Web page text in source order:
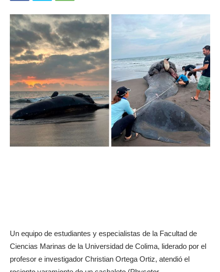
Un equipo de estudiantes y especialistas de la Facultad de
Ciencias Marinas de la Universidad de Colima, liderado por el
profesor e investigador Christian Ortega Ortiz, atendió el